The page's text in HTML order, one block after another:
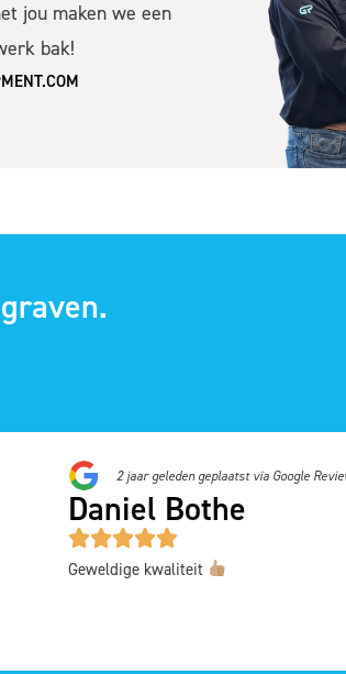
jou maken we een
bak!
2 jaar geleden geplaatst via Google
Daniel Bothe
Geweldige kwaliteit